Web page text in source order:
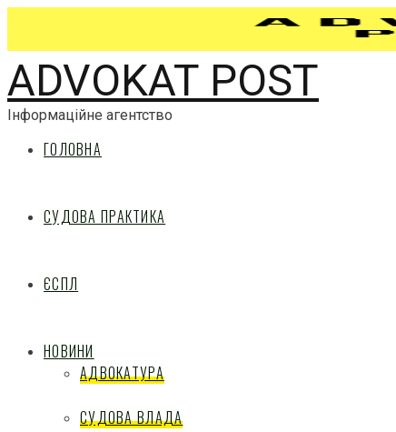
ADVOKAT POST
Інформаційне агентство
ГОЛОВНА
СУДОВА ПРАКТИКА
ЄСПЛ
НОВИНИ
АДВОКАТУРА
СУДОВА ВЛАДА